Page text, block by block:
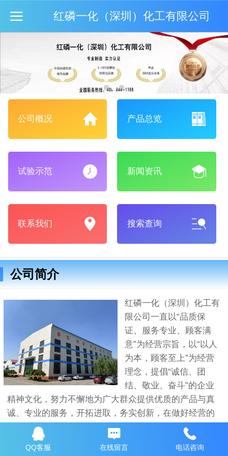
红磷一化（深圳）化工有限公司
公司概况 产品总览
试验示范 新闻资讯
联系我们 搜索查询
公司简介
红磷一化（深圳）化工有
限公司一直以“品质保
证、服务专业、顾客满
意”为经营宗旨，以“以人
为本，顾客至上”为经营
理念，提倡“诚信、团
结、敬业、奋斗”的企业
精神文化，努力不懈地为广大群众提供优质的产品与真
诚、专业的服务，开拓进取，务实创新，在做好经营的
基础上，还以打造地方特色品牌为己任，投资开发创新
的公司文化系列产品。在发展过程中走专业化、差异
QQ客服 在线留言 电话咨询